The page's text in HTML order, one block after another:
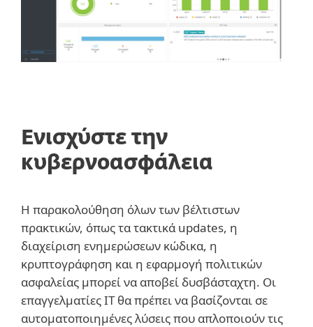
Ενισχύστε την
κυβερνοασφάλεια
Η παρακολούθηση όλων των βέλτιστων
πρακτικών, όπως τα τακτικά updates, η
διαχείριση ενημερώσεων κώδικα, η
κρυπτογράφηση και η εφαρμογή πολιτικών
ασφαλείας μπορεί να αποβεί δυσβάσταχτη. Οι
επαγγελματίες IT θα πρέπει να βασίζονται σε
αυτοματοποιημένες λύσεις που απλοποιούν τις